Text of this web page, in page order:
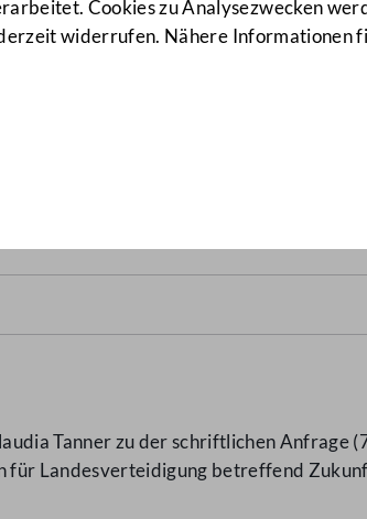
Cookies zu Analysezwecken
widerrufen. Nähere Informationen
Tanner zu der schriftlichen Anfrage
für Landesverteidigung betreffend